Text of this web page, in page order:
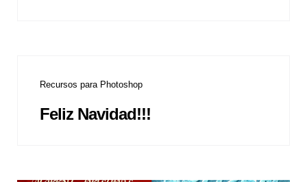
Recursos para Photoshop
Feliz Navidad!!!